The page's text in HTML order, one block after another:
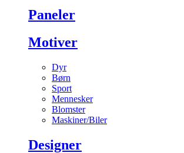
Paneler
Motiver
Dyr
Børn
Sport
Mennesker
Blomster
Maskiner/Biler
Designer